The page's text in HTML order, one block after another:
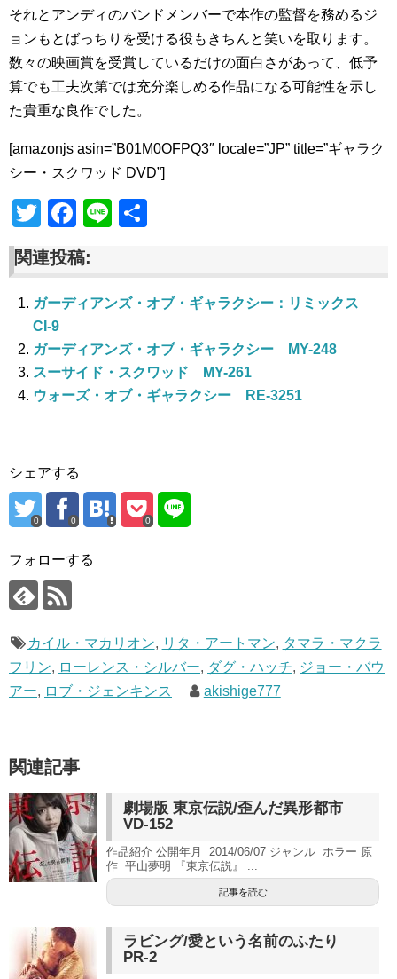
それとアンディのバンドメンバーで本作の監督を務めるジ
ョンもとばっちりを受ける役もきちんと笑いを取ります。
数々の映画賞を受賞しているだけの面白さがあって、低予
算でも工夫次第では充分楽しめる作品になる可能性を示し
た貴重な良作でした。
[amazonjs asin=”B01M0OFPQ3″ locale=”JP” title=”ギャラク
シー・スクワッド DVD”]
T
wi
tt
er
F
a
c
e
o
o
k
Li
e
関連投稿:
ガーディアンズ・オブ・ギャラクシー：リミックス
CI-9
ガーディアンズ・オブ・ギャラクシー MY-248
スーサイド・スクワッド MY-261
ウォーズ・オブ・ギャラクシー RE-3251
シェアする
0 0 0
フォローする
カイル・マカリオン, リタ・アートマン, タマラ・マクラ
フリン, ローレンス・シルバー, ダグ・ハッチ, ジョー・バウ
アー, ロブ・ジェンキンス akishige777
関連記事
劇場版 東京伝説/歪んだ異形都市
VD-152
作品紹介 公開年月 2014/06/07 ジャンル ホラー 原
作 平山夢明 『東京伝説』 ...
記事を読む
ラビング/愛という名前のふたり
PR-2